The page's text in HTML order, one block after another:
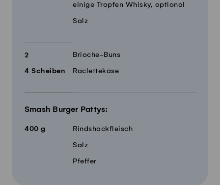
einige Tropfen Whisky, optional
Salz
2 Brioche-Buns
4 Scheiben Raclettekäse
Smash Burger Pattys:
400 g Rindshackfleisch
Salz
Pfeffer